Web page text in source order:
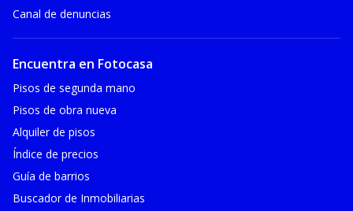
Canal de denuncias
Encuentra en Fotocasa
Pisos de segunda mano
Pisos de obra nueva
Alquiler de pisos
Índice de precios
Guía de barrios
Buscador de Inmobiliarias